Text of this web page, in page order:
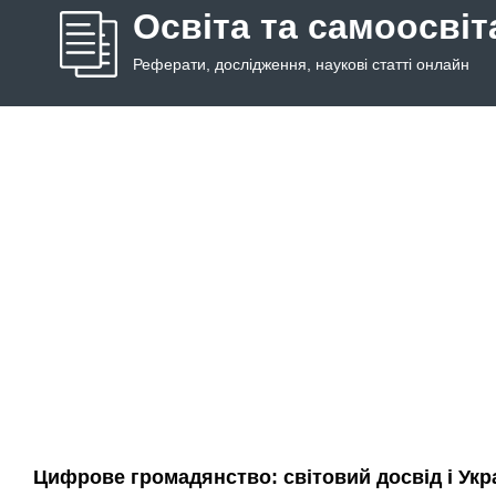
Освіта та
Реферати, дослідження, наукові статті онлайн
Цифрове громадянство: світовий досвід і